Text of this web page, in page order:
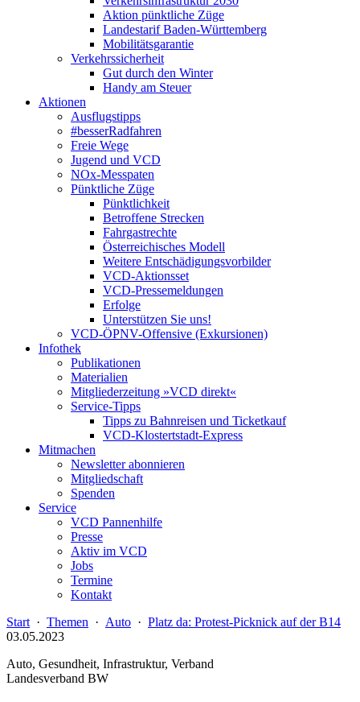
Aktion pünktliche Züge
Landestarif Baden-Württemberg
Mobilitätsgarantie
Verkehrssicherheit
Gut durch den Winter
Handy am Steuer
Aktionen
Ausflugstipps
#besserRadfahren
Freie Wege
Jugend und VCD
NOx-Messpaten
Pünktliche Züge
Pünktlichkeit
Betroffene Strecken
Fahrgastrechte
Österreichisches Modell
Weitere Entschädigungsvorbilder
VCD-Aktionsset
VCD-Pressemeldungen
Erfolge
Unterstützen Sie uns!
VCD-ÖPNV-Offensive (Exkursionen)
Infothek
Publikationen
Materialien
Mitgliederzeitung »VCD direkt«
Service-Tipps
Tipps zu Bahnreisen und Ticketkauf
VCD-Klostertstadt-Express
Mitmachen
Newsletter abonnieren
Mitgliedschaft
Spenden
Service
VCD Pannenhilfe
Presse
Aktiv im VCD
Jobs
Termine
Kontakt
Start · Themen · Auto · Platz da: Protest-Picknick auf der B14
03.05.2023
Auto, Gesundheit, Infrastruktur, Verband
Landesverband BW